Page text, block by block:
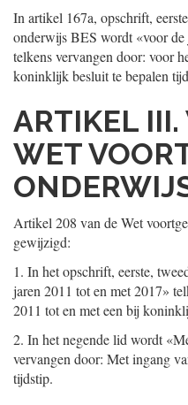
In artikel 167a, opschrift,
onderwijs BES wordt «voor
telkens vervangen door: voor
koninklijk besluit te bepalen
ARTIKEL
WET
Artikel 208 van de Wet
gewijzigd:
1. In het opschrift, eerste,
jaren 2011 tot en met 2017»
2011 tot en met een bij
2. In het negende lid wordt
vervangen door: Met ingang
tijdstip.